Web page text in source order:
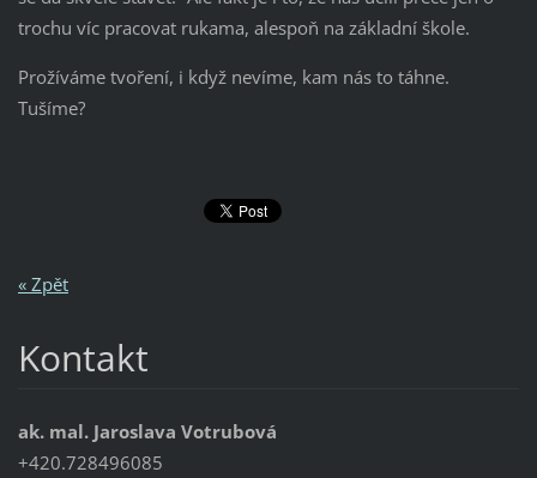
trochu víc pracovat rukama, alespoň na základní škole.
Prožíváme tvoření, i když nevíme, kam nás to táhne.
Tušíme?
« Zpět
Kontakt
ak. mal. Jaroslava Votrubová
+420.728496085